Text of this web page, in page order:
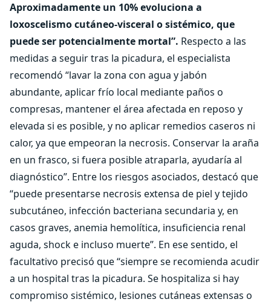
Aproximadamente un 10% evoluciona a
loxoscelismo cutáneo-visceral o sistémico, que
puede ser potencialmente mortal”. Respecto a las
medidas a seguir tras la picadura, el especialista
recomendó “lavar la zona con agua y jabón
abundante, aplicar frío local mediante paños o
compresas, mantener el área afectada en reposo y
elevada si es posible, y no aplicar remedios caseros ni
calor, ya que empeoran la necrosis. Conservar la araña
en un frasco, si fuera posible atraparla, ayudaría al
diagnóstico”. Entre los riesgos asociados, destacó que
“puede presentarse necrosis extensa de piel y tejido
subcutáneo, infección bacteriana secundaria y, en
casos graves, anemia hemolítica, insuficiencia renal
aguda, shock e incluso muerte”. En ese sentido, el
facultativo precisó que “siempre se recomienda acudir
a un hospital tras la picadura. Se hospitaliza si hay
compromiso sistémico, lesiones cutáneas extensas o